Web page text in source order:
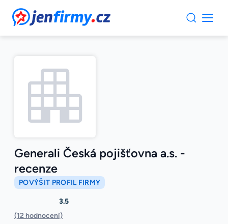
JenFirmy.cz
Generali Česká pojišťovna a.s. -
recenze
POVÝŠIT PROFIL FIRMY
3.5
(12 hodnocení)